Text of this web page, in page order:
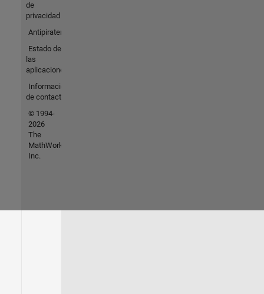
de
privacidad
Antipiratería
Estado de
las
aplicaciones
Información
de contacto
© 1994-
2026
The
MathWorks,
Inc.